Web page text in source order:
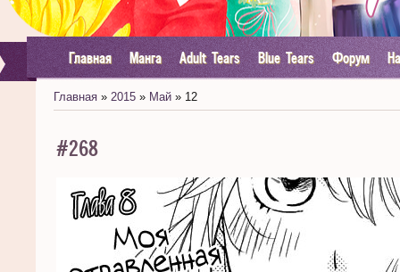
Главная Манга Adult Tears Blue Tears Форум
Главная » 2015 » Май » 12
#268